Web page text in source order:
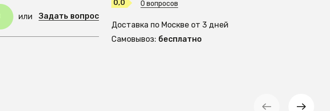
или Задать вопрос
0,0 0 вопросов
Доставка по Москве от 3 дней
Самовывоз: бесплатно